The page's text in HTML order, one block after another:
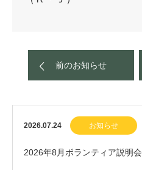
前のお知らせ
2026.07.24 お知らせ
2026年8月ボランティア説明会